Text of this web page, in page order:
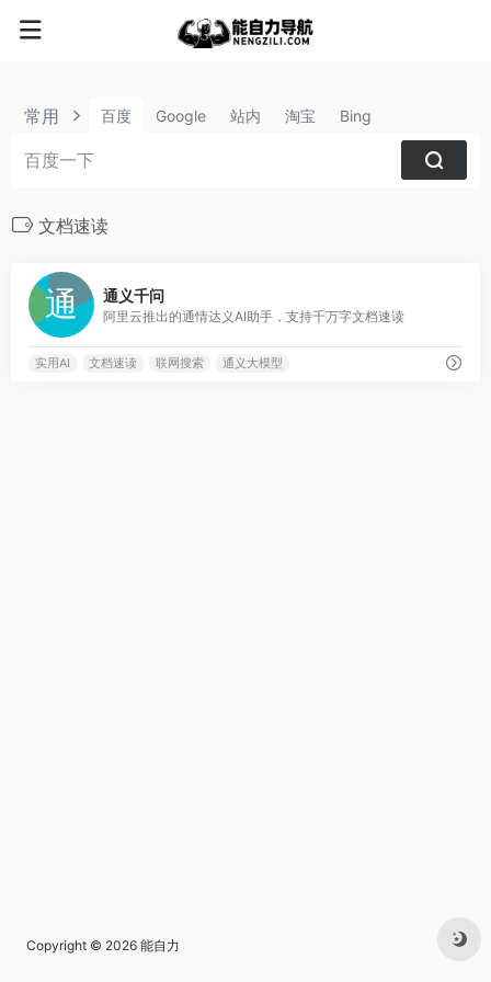
常用 百度 Google 站内 淘宝 Bing
文档速读
通义千问
阿里云推出的通情达义AI助手，支持千万字文档速读
实用AI 文档速读 联网搜索 通义大模型
Copyright © 2026 能自力